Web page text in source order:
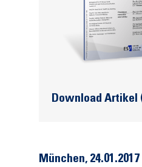
Download Artikel
München, 24.01.2017